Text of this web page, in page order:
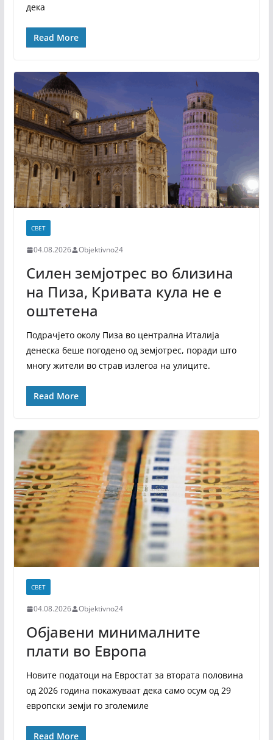
дека
Read More
СВЕТ
04.08.2026 Objektivno24
Силен земјотрес во близина
на Пиза, Кривата кула не е
оштетена
Подрачјето околу Пиза во централна Италија
денеска беше погодено од земјотрес, поради што
многу жители во страв излегоа на улиците.
Read More
СВЕТ
04.08.2026 Objektivno24
Објавени минималните
плати во Европа
Новите податоци на Евростат за втората половина
од 2026 година покажуваат дека само осум од 29
европски земји го зголемиле
Read More